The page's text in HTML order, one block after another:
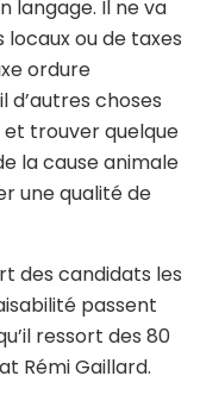
langage. Il ne va
ou de taxes
ordure
choses
trouver quelque
la cause animale
une qualité de
des candidats les
passent
ressort des 80
Rémi Gaillard.